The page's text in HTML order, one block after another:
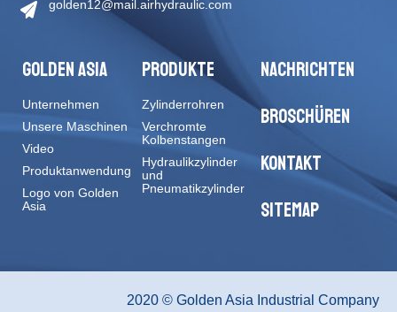
golden12@mail.airhydraulic.com
GOLDEN ASIA
Unternehmen
Unsere Maschinen
Video
Produktanwendung
Logo von Golden
Asia
PRODUKTE
Zylinderrohren
Verchromte
Kolbenstangen
Hydraulikzylinder
und
Pneumatikzylinder
NACHRICHTEN
BROSCHÜREN
KONTAKT
SITEMAP
2020 © Golden Asia Industrial Company